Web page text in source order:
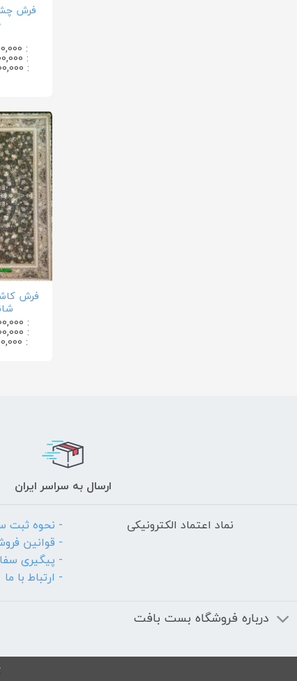
: 12,000,000 تومان
: 17,500,000 تومان
: 22,000,000 تومان
: 36,000,000 تومان
: 27,000,000 تومان
: 18,000,000 تومان
ارسال به سراسر ایران
نماد اعتماد الکترونیکی
- نحوه ثبت
- قوانین
- پیگیری
- ارتباط با ما
درباره فروشگاه بست بافت